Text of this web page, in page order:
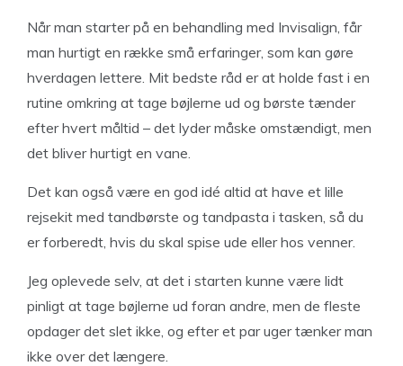
Når man starter på en behandling med Invisalign, får
man hurtigt en række små erfaringer, som kan gøre
hverdagen lettere. Mit bedste råd er at holde fast i en
rutine omkring at tage bøjlerne ud og børste tænder
efter hvert måltid – det lyder måske omstændigt, men
det bliver hurtigt en vane.
Det kan også være en god idé altid at have et lille
rejsekit med tandbørste og tandpasta i tasken, så du
er forberedt, hvis du skal spise ude eller hos venner.
Jeg oplevede selv, at det i starten kunne være lidt
pinligt at tage bøjlerne ud foran andre, men de fleste
opdager det slet ikke, og efter et par uger tænker man
ikke over det længere.